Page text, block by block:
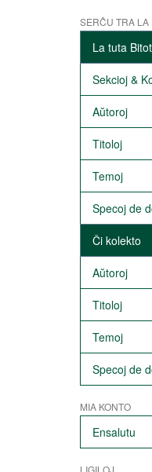
SERĈU TRA LA
La tuta
Sekcioj &
Aŭtoroj
Titoloj
Temoj
Specoj de
Ĉi kolekto
Aŭtoroj
Titoloj
Temoj
Specoj de
MIA KONTO
Ensalutu
LIGILOJ